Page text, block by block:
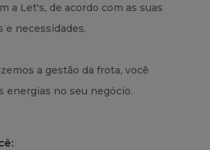
a Let's, de acordo com as suas
e necessidades.
a gestão da frota, você
energias no seu negócio.